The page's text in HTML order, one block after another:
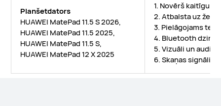
Planšetdators
HUAWEI MatePad 11.5 S 2026,
HUAWEI MatePad 11.5 2025,
HUAWEI MatePad 11.5 S,
HUAWEI MatePad 12 X 2025
1. Novērš kaitīgu
2. Atbalsta uz
3. Pielāgojams
4. Bluetooth
5. Vizuāli un audio
6. Skaņas signāli